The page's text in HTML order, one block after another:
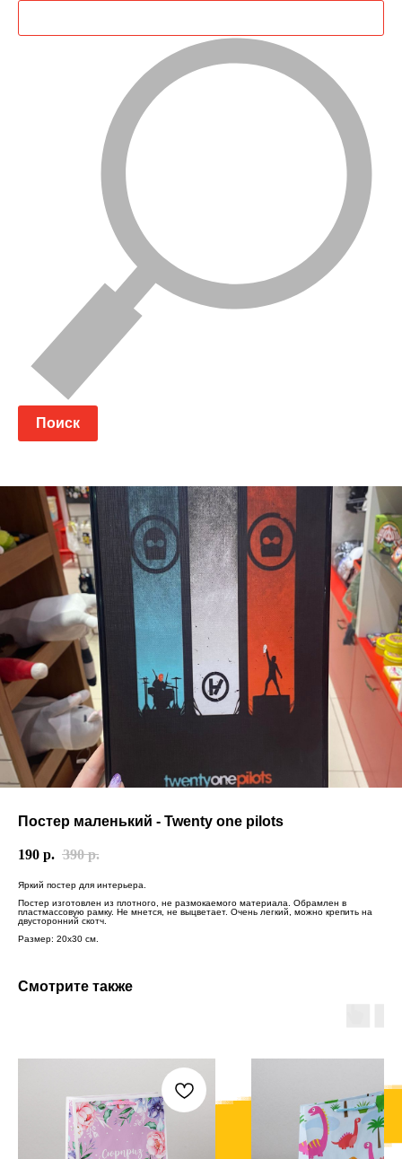
Поиск
Постер маленький - Twenty one pilots
190 р. 390 р.
Яркий постер для интерьера.
Постер изготовлен из плотного, не размокаемого материала. Обрамлен в
пластмассовую рамку. Не мнется, не выцветает. Очень легкий, можно крепить на
двусторонний скотч.
Размер: 20х30 см.
Смотрите также